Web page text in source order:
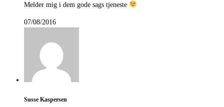
Melder mig i dem gode sags tjeneste
07/08/2016
Susse Kaspersen